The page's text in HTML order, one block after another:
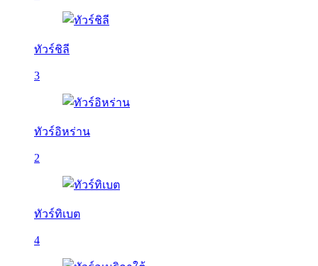
ทัวร์ชิลี
3
ทัวร์อิหร่าน
2
ทัวร์ทิเบต
4